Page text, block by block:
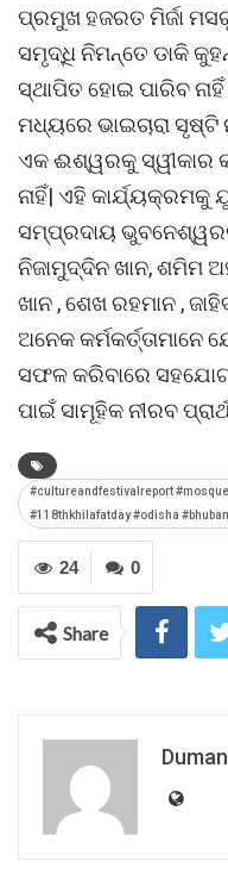
ପ୍ରମୁଖ ହଜରତ ମିର୍ଜା
ସମୃଦ୍ଧି ନିମନ୍ତେ ଡାକି
ସ୍ଥାପିତ ହୋଇ ପାରିବ
ମଧ୍ୟରେ ଭାଇଚାରା ସୃଷ୍ଟି
ଏକ ଈଶ୍ୱରକୁ ସ୍ୱୀକାର
ନାହିଁ| ଏହି
ସମ୍ପ୍ରଦାୟ
ନିଜାମୁଦ୍ଦିନ ଖାନ, ଶମିମ
ଖାନ , ଶେଖ ରହମାନ ,
ଅନେକ
ସଫଳ କରିବାରେ
ପାଇଁ ସାମୂହିକ ନୀରବ
#cultureandfestivalreport
#118thkhilafatday #odisha
0
24
Share